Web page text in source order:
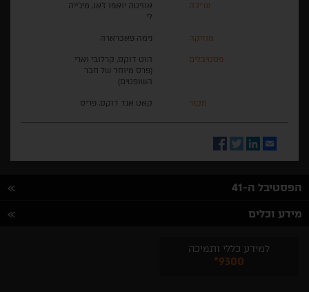
עריכה
אוויטה יואפו ז'או, מיג'ייה
לי
מוזיקה נימה פאכרארה
פסטיבלים
הוט דוקס, קרלובי וארי
(פרס מיוחד של חבר
השופטים)
מקור קאט אנד דוקס, פריס
Email
LinkedIn
Twitter
Facebook
הפסטיבל ה-41
מידע וכלים
למידע כללי ותמיכה
*9300